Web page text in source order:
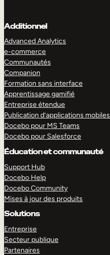
Additionnel
Advanced Analytics
e-commerce
Communautés
Companion
Formation sans interface
Apprentissage gamifié
Entreprise étendue
Publication d’applications mobiles
Docebo pour MS Teams
Docebo pour Salesforce
Éducation et communauté
Support Hub
Docebo Help
Docebo Community
Mises à jour des produits
Solutions
Entreprise
Secteur publique
Partenaires